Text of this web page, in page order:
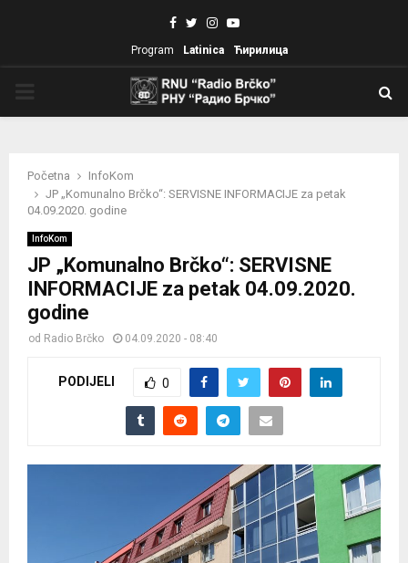
Facebook
TwitterInstagram
Youtube
Program Latinica Ћирилица
Početna
InfoKom
JP „Komunalno Brčko“: SERVISNE INFORMACIJE za petak
04.09.2020. godine
InfoKom
JP „Komunalno Brčko“: SERVISNE
INFORMACIJE za petak 04.09.2020.
godine
od Radio Brčko 04.09.2020 - 08:40
PODIJELI 0